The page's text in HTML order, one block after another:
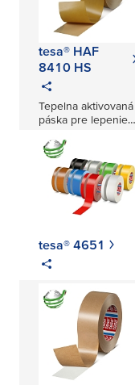
tesa® HAF
8410 HS
Tepelna aktivovaná
páska pre lepenie
do kariet
tesa® 4651